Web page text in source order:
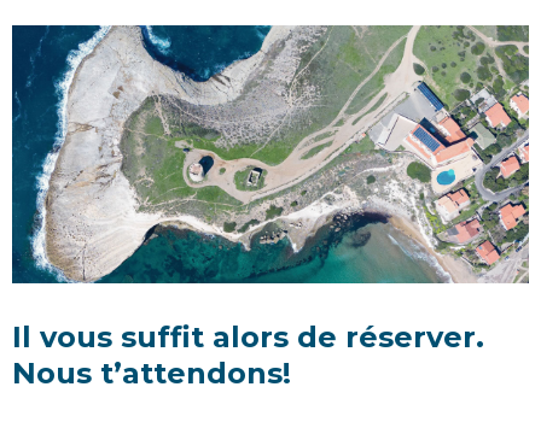
Il vous suffit alors de réserver.
Nous t’attendons!